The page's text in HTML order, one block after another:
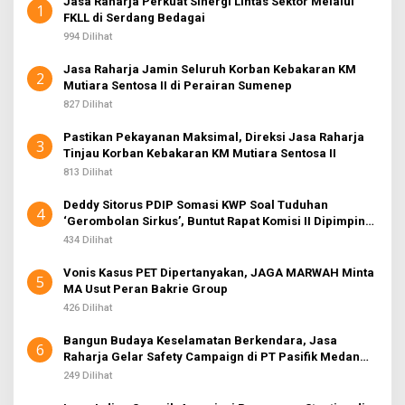
1
FKLL di Serdang Bedagai
994 Dilihat
2
Jasa Raharja Jamin Seluruh Korban Kebakaran KM
Mutiara Sentosa II di Perairan Sumenep
827 Dilihat
3
Pastikan Pekayanan Maksimal, Direksi Jasa Raharja
Tinjau Korban Kebakaran KM Mutiara Sentosa II
813 Dilihat
4
Deddy Sitorus PDIP Somasi KWP Soal Tuduhan
‘Gerombolan Sirkus’, Buntut Rapat Komisi II Dipimpin
Sufmi Dasco Ahmad
434 Dilihat
5
Vonis Kasus PET Dipertanyakan, JAGA MARWAH Minta
MA Usut Peran Bakrie Group
426 Dilihat
6
Bangun Budaya Keselamatan Berkendara, Jasa
Raharja Gelar Safety Campaign di PT Pasifik Medan
Industri
249 Dilihat